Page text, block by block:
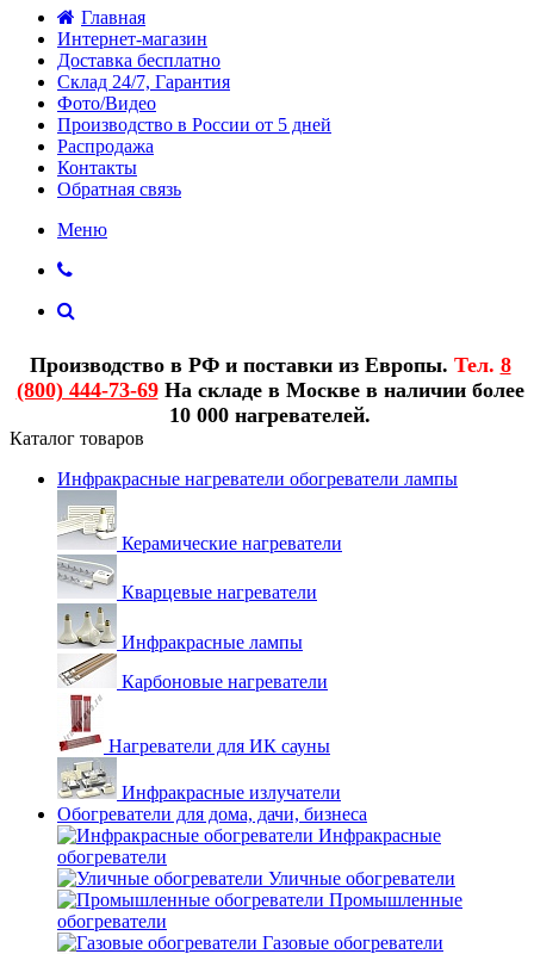
Главная
Интернет-магазин
Доставка бесплатно
Склад 24/7, Гарантия
Фото/Видео
Производство в России от 5 дней
Распродажа
Контакты
Обратная связь
Меню
Производство в РФ и поставки из Европы. Тел. 8
(800) 444-73-69На складе в Москве в наличии более
10 000 нагревателей.
Каталог товаров
Инфракрасные нагреватели обогреватели лампы
Керамические нагреватели
Кварцевые нагреватели
Инфракрасные лампы
Карбоновые нагреватели
Нагреватели для ИК сауны
Инфракрасные излучатели
Обогреватели для дома, дачи, бизнеса
Инфракрасные
обогреватели
Уличные обогреватели
Промышленные
обогреватели
Газовые обогреватели